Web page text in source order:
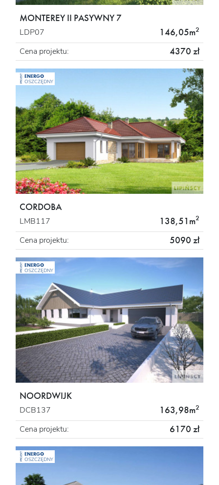
MONTEREY II PASYWNY 7
LDP07 146,05m2
Cena projektu: 4370 zł
PROJEKT ENERGO
OSZCZĘDNY
CORDOBA
LMB117 138,51m2
Cena projektu: 5090 zł
PROJEKT ENERGO
OSZCZĘDNY
NOORDWIJK
DCB137 163,98m2
Cena projektu: 6170 zł
PROJEKT ENERGO
OSZCZĘDNY